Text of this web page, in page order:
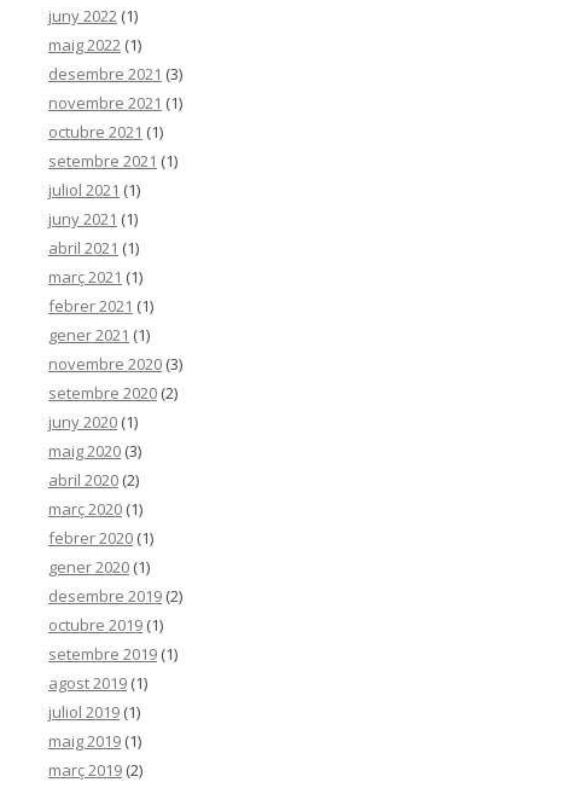
juny 2022 (1)
maig 2022 (1)
desembre 2021 (3)
novembre 2021 (1)
octubre 2021 (1)
setembre 2021 (1)
juliol 2021 (1)
juny 2021 (1)
abril 2021 (1)
març 2021 (1)
febrer 2021 (1)
gener 2021 (1)
novembre 2020 (3)
setembre 2020 (2)
juny 2020 (1)
maig 2020 (3)
abril 2020 (2)
març 2020 (1)
febrer 2020 (1)
gener 2020 (1)
desembre 2019 (2)
octubre 2019 (1)
setembre 2019 (1)
agost 2019 (1)
juliol 2019 (1)
maig 2019 (1)
març 2019 (2)